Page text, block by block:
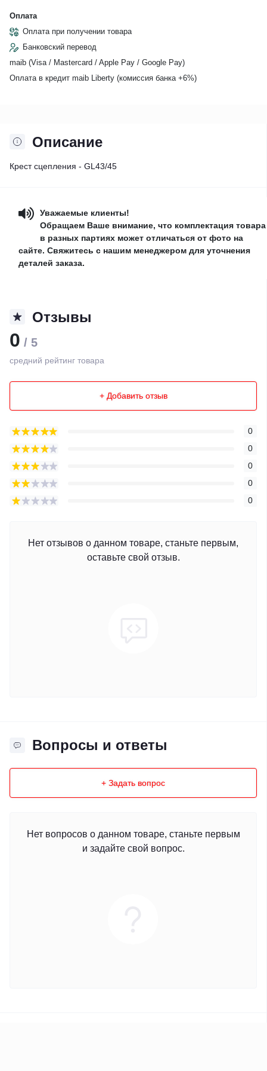
Оплата
Оплата при получении товара
Банковский перевод
maib (Visa / Mastercard / Apple Pay / Google Pay)
Оплата в кредит maib Liberty (комиссия банкa +6%)
Описание
Крест сцепления - GL43/45
Уважаемые клиенты!
Обращаем Ваше внимание, что комплектация товара
в разных партиях может отличаться от фото на
сайте. Свяжитесь с нашим менеджером для уточнения
деталей заказа.
Отзывы
0 / 5
средний рейтинг товара
+ Добавить отзыв
0
0
0
0
0
Нет отзывов о данном товаре, станьте первым,
оставьте свой отзыв.
Вопросы и ответы
+ Задать вопрос
Нет вопросов о данном товаре, станьте первым
и задайте свой вопрос.